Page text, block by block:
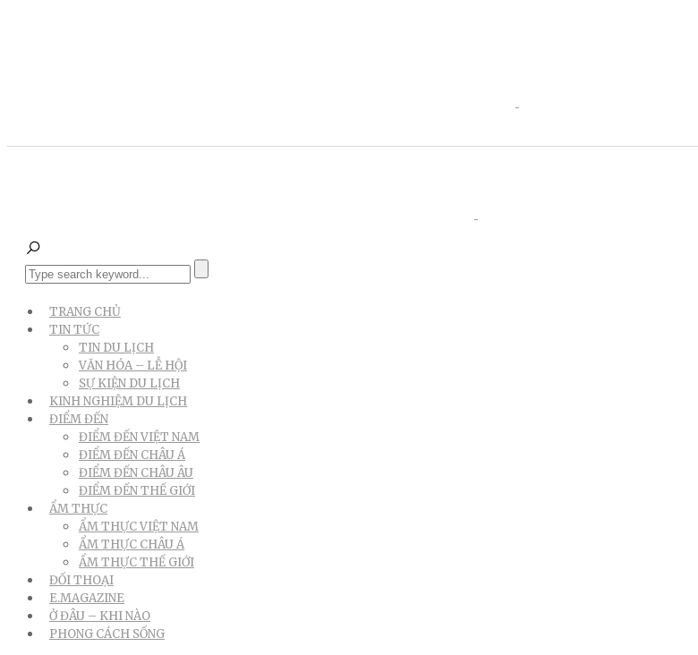
TRANG CHỦ
TIN TỨC
TIN DU LỊCH
VĂN HÓA – LỄ HỘI
SỰ KIỆN DU LỊCH
KINH NGHIỆM DU LỊCH
ĐIỂM ĐẾN
ĐIỂM ĐẾN VIỆT NAM
ĐIỂM ĐẾN CHÂU Á
ĐIỂM ĐẾN CHÂU ÂU
ĐIỂM ĐẾN THẾ GIỚI
ẨM THỰC
ẨM THỰC VIỆT NAM
ẨM THỰC CHÂU Á
ẨM THỰC THẾ GIỚI
ĐỐI THOẠI
E.MAGAZINE
Ở ĐÂU – KHI NÀO
PHONG CÁCH SỐNG